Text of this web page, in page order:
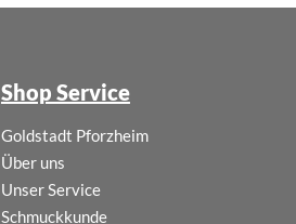
Shop Service
Goldstadt Pforzheim
Über uns
Unser Service
Schmuckkunde